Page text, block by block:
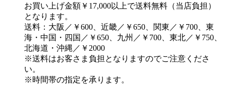
お買い上げ金額￥17,000以上で送料無料（当店負担）
となります。
送料：大阪／￥600、近畿／￥650、関東／￥700、東
海・中国・四国／￥650、九州／￥700、東北／￥750、
北海道・沖縄／￥2000
※送料はお客さま負担となりますのでご注意くださ
い。
※時間帯の指定を承ります。